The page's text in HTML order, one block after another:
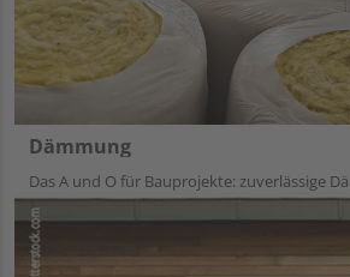
Dämmung
Das A und O für Bauprojekte: zuverlässige